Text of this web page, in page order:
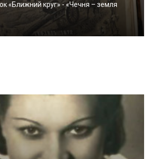
«Ближний круг» - «Чечня – земля